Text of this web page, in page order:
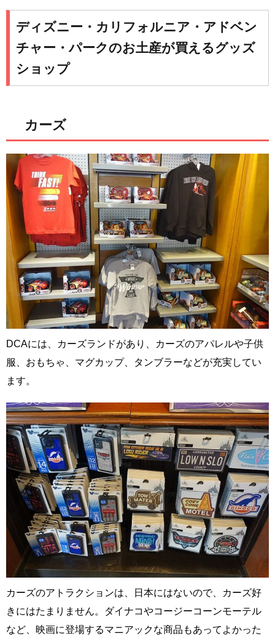
ディズニー・カリフォルニア・アドベン
チャー・パークのお土産が買えるグッズ
ショップ
カーズ
DCAには、カーズランドがあり、カーズのアパレルや子供
服、おもちゃ、マグカップ、タンブラーなどが充実してい
ます。
カーズのアトラクションは、日本にはないので、カーズ好
きにはたまりません。ダイナコやコージーコーンモーテル
など、映画に登場するマニアックな商品もあってよかった